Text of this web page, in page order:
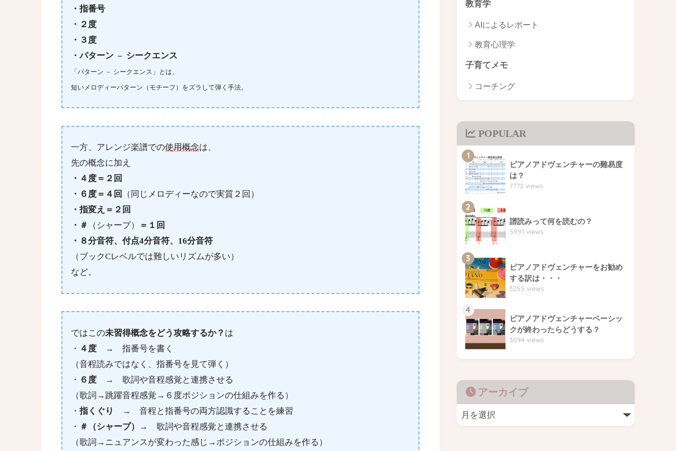
・指番号
・２度
・３度
・パターン – シークエンス
「パターン – シークエンス」とは、
短いメロディーパターン（モチーフ）をズラして弾く手法。
一方、アレンジ楽譜での使用概念は、
先の概念に加え
・４度＝２回
・６度＝４回
（同じメロディーなので実質２回）
・指変え＝２回
・＃
（シャープ）
＝１回
・８分音符、付点4分音符、16分音符
（ブックCレベルでは難しいリズムが多い）
など。
ではこの未習得概念をどう攻略するか？ は
・ ４度 → 指番号を書く
（音程読みではなく、指番号を見て弾く）
・ ６度 → 歌詞や音程感覚と連携させる
（歌詞→跳躍音程感覚→６度ポジションの仕組みを作る）
・指くぐり
→ 音程と指番号の両方認識することを練習
・ ＃（シャープ）
→ 歌詞や音程感覚と連携させる
（歌詞→ニュアンスが変わった感じ→ポジションの仕組みを作る）
教育学
AIによるレポート
教育心理学
子育てメモ
コーチング
POPULAR
1
ピアノアドヴェンチャーの難易度
は？
7772 views
2
譜読みって何を読むの？
5991 views
3
ピアノアドヴェンチャーをお勧め
する訳は・・・
3255 views
4
ピアノアドヴェンチャーベーシッ
クが終わったらどうする？
3094 views
アーカイブ